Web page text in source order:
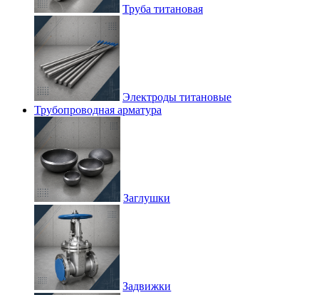
Труба титановая
Электроды титановые
Трубопроводная арматура
Заглушки
Задвижки